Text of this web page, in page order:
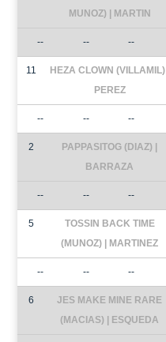
MUNOZ) | MARTIN
-- -- --
11
HEZA CLOWN (VILLAMIL) |
PEREZ
-- -- --
2
PAPPASITOG (DIAZ) |
BARRAZA
-- -- --
5
TOSSIN BACK TIME
(MUNOZ) | MARTINEZ
-- -- --
6
JES MAKE MINE RARE
(MACIAS) | ESQUEDA